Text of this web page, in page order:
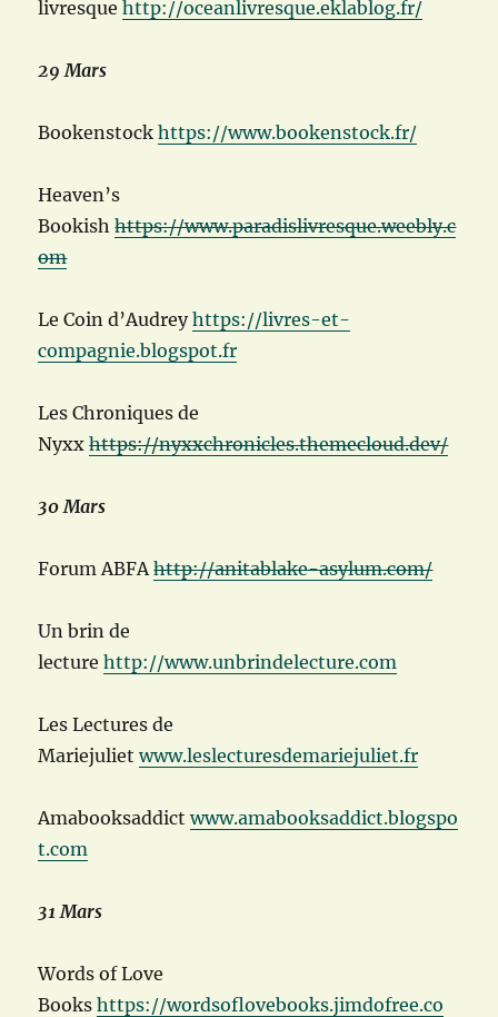
livresquehttp://oceanlivresque.eklablog.fr/
29 Mars
Bookenstockhttps://www.bookenstock.fr/
Heaven’s
Bookishhttps://www.paradislivresque.weebly.c
om
Le Coin d’Audreyhttps://livres-et-
compagnie.blogspot.fr
Les Chroniques de
Nyxxhttps://nyxxchronicles.themecloud.dev/
30 Mars
Forum ABFAhttp://anitablake-asylum.com/
Un brin de
lecturehttp://www.unbrindelecture.com
Les Lectures de
Mariejulietwww.leslecturesdemariejuliet.fr
Amabooksaddictwww.amabooksaddict.blogspo
t.com
31 Mars
Words of Love
Bookshttps://wordsoflovebooks.jimdofree.co